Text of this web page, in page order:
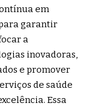
em
garantir
a
inovadoras,
e promover
de saúde
Essa